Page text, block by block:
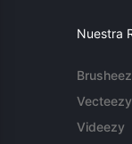
Nuestra
Vecteezy
Videezy